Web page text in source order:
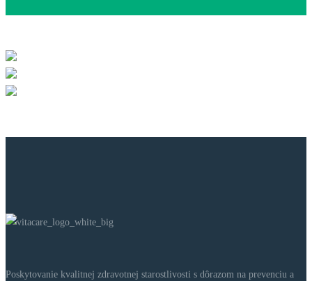
Poskytovanie kvalitnej zdravotnej starostlivosti s dôrazom na prevenciu a